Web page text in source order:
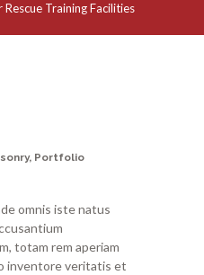
Training Facilities
, Portfolio
omnis iste natus
totam rem aperiam
inventore veritatis et